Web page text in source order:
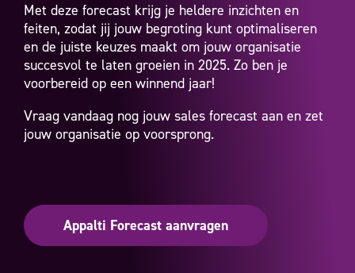
Met deze forecast krijg je heldere inzichten en
feiten, zodat jij jouw begroting kunt optimaliseren
en de juiste keuzes maakt om jouw organisatie
succesvol te laten groeien in 2025. Zo ben je
voorbereid op een winnend jaar!
Vraag vandaag nog jouw sales forecast aan en zet
jouw organisatie op voorsprong.
Appalti Forecast aanvragen